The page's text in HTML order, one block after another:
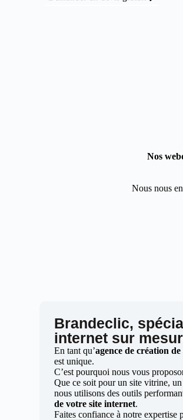
Nos
Nous nous
Brandeclic,
internet sur
En tant qu’agence de création
est unique.
C’est pourquoi nous vous
Que ce soit pour un site vitrine,
nous utilisons des outils
de votre site internet.
Faites confiance à notre expertise